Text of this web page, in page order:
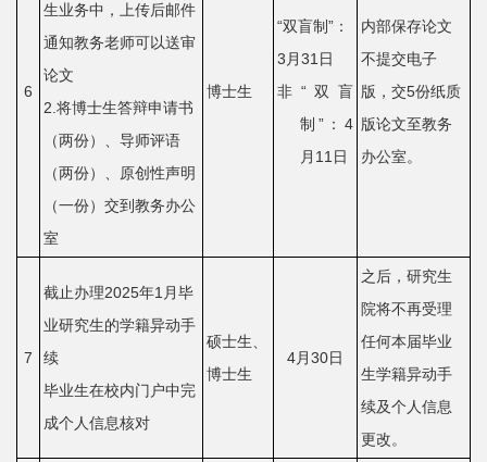
6
生业务中，上传后邮件
通知教务老师可以送审
论文
2.将博士生答辩申请书
（两份）、导师评语
（两份）、原创性声明
（一份）交到教务办公
室
博士生
“双盲制”：
3月31日
非“双盲
制”：4
月11日
内部保存论文
不提交电子
版，交5份纸质
版论文至教务
办公室。
7
截止办理2025年1月毕
业研究生的学籍异动手
续
毕业生在校内门户中完
成个人信息核对
硕士生、
博士生
4月30日
之后，研究生
院将不再受理
任何本届毕业
生学籍异动手
续及个人信息
更改。